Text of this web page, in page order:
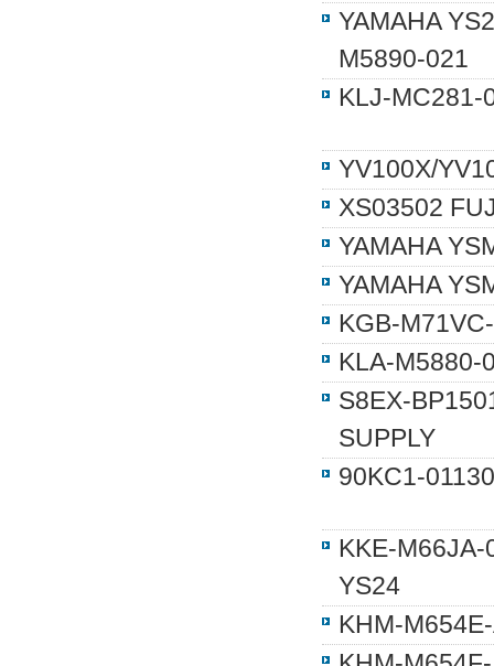
YAMAHA
M5890-021
KLJ-MC281-
YV100X/
XS03502
YAMAHA
YAMAHA
KGB-
KLA-M5880-
S8EX-
SUPPLY
90KC1-
KKE-M66JA-
YS24
KHM-